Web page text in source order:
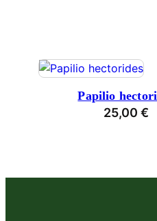
Papilio
25,00 €